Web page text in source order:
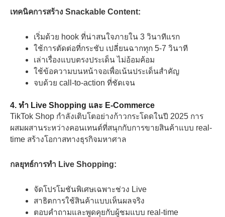
เทคนิคการสร้าง Snackable Content:
เริ่มด้วย hook ที่น่าสนใจภายใน 3 วินาทีแรก
ใช้การตัดต่อที่กระชับ เปลี่ยนฉากทุก 5-7 วินาที
เล่าเรื่องแบบตรงประเด็น ไม่อ้อมค้อม
ใช้ข้อความบนหน้าจอเพื่อเน้นประเด็นสำคัญ
จบด้วย call-to-action ที่ชัดเจน
4. ทำ Live Shopping และ E-Commerce
TikTok Shop กำลังเติบโตอย่างก้าวกระโดดในปี 2025 การ
ผสมผสานระหว่างคอนเทนต์ที่สนุกกับการขายสินค้าแบบ real-
time สร้างโอกาสทางธุรกิจมหาศาล
กลยุทธ์การทำ Live Shopping:
จัดโปรโมชันพิเศษเฉพาะช่วง Live
สาธิตการใช้สินค้าแบบเห็นผลจริง
ตอบคำถามและพูดคุยกับผู้ชมแบบ real-time